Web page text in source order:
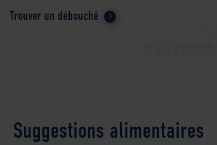
Trouver un débouché
Suggestions alimentaires